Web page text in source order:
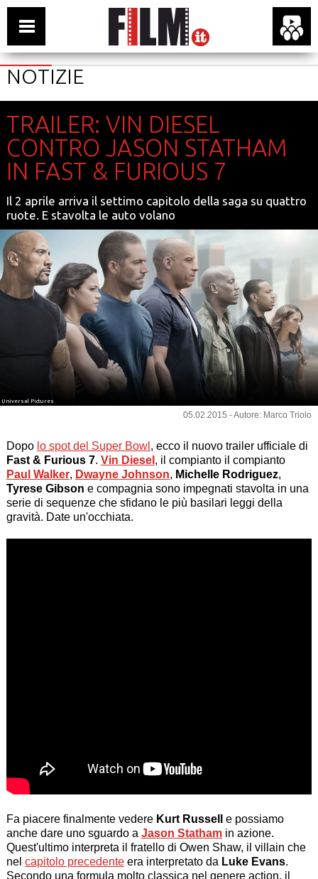
NOTIZIE
TRAILER: VIN DIESEL
CONTRO JASON STATHAM
IN FAST & FURIOUS 7
Il 2 aprile arriva il settimo capitolo della saga su quattro
ruote. E stavolta le auto volano
Universal Pictures
05.02.2015 - Autore: Marco Triolo
Dopo lo spot del Super Bowl , ecco il nuovo trailer ufficiale di
Fast & Furious 7. Vin Diesel , il compianto il compianto
Paul Walker, Dwayne Johnson, Michelle Rodriguez,
Tyrese Gibson e compagnia sono impegnati stavolta in una
serie di sequenze che sfidano le più basilari leggi della
gravità. Date un'occhiata.
Fa piacere finalmente vedere Kurt Russell
e possiamo
anche dare uno sguardo a Jason Stathamin azione.
Quest'ultimo interpreta il fratello di Owen Shaw, il villain che
nel capitolo precedenteera interpretato da Luke Evans.
Secondo una formula molto classica nel genere action, il